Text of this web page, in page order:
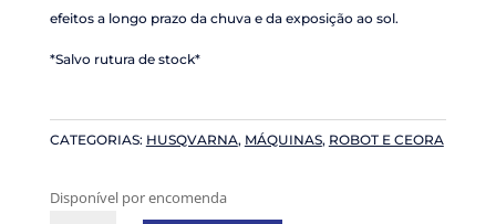
efeitos a longo prazo da chuva e da exposição ao sol.
*Salvo rutura de stock*
CATEGORIAS: HUSQVARNA, MÁQUINAS, ROBOT E CEORA
Disponível por encomenda